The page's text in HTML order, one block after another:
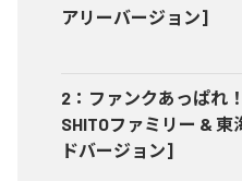
アリーバージョン]
2 ： ファンクあっぱれ
SHITOファミリー &
ドバージョン]